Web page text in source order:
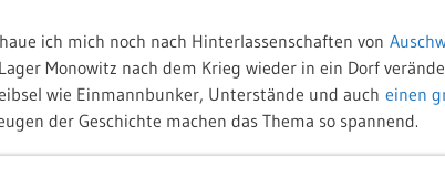
ich mich noch nach Hinterlassenschaften von
Monowitz nach dem Krieg wieder in ein Dorf
wie Einmannbunker, Unterstände und auch einen
der Geschichte machen das Thema so spannend.